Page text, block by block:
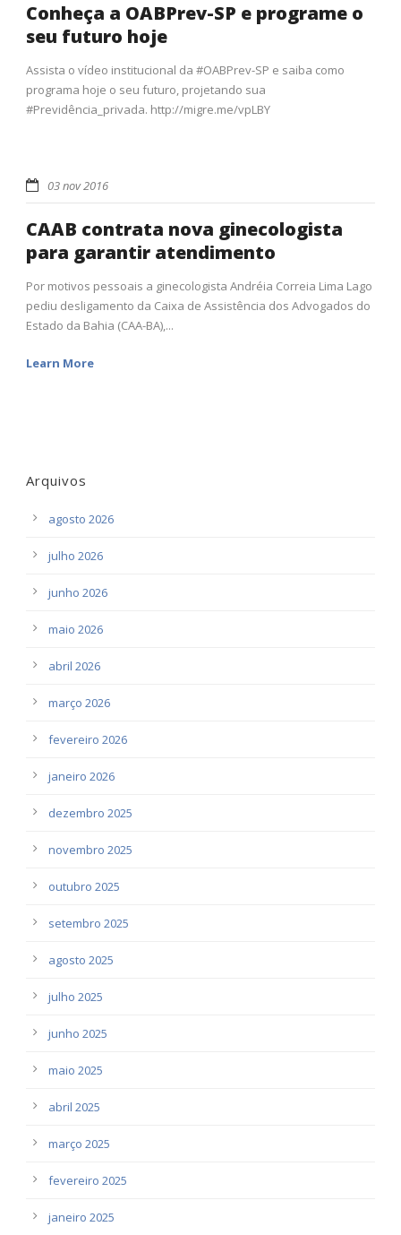
Conheça a OABPrev-SP e programe o
seu futuro hoje
Assista o vídeo institucional da #OABPrev-SP e saiba como
programa hoje o seu futuro, projetando sua
#Previdência_privada. http://migre.me/vpLBY
03 nov 2016
CAAB contrata nova ginecologista
para garantir atendimento
Por motivos pessoais a ginecologista Andréia Correia Lima Lago
pediu desligamento da Caixa de Assistência dos Advogados do
Estado da Bahia (CAA-BA),...
Learn More
Arquivos
agosto 2026
julho 2026
junho 2026
maio 2026
abril 2026
março 2026
fevereiro 2026
janeiro 2026
dezembro 2025
novembro 2025
outubro 2025
setembro 2025
agosto 2025
julho 2025
junho 2025
maio 2025
abril 2025
março 2025
fevereiro 2025
janeiro 2025